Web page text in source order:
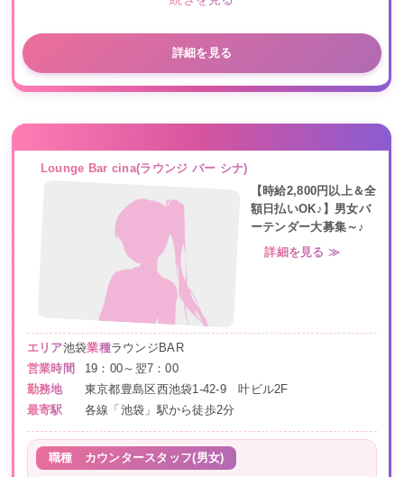
詳細を見る
Lounge Bar cina(ラウンジ バー シナ)
【時給2,800円以上＆全
額日払いOK♪】男女バ
ーテンダー大募集～♪
詳細を見る ≫
エリア池袋業種ラウンジBAR
営業時間
19：00～翌7：00
勤務地
東京都豊島区西池袋1-42-9 叶ビル2F
最寄駅
各線「池袋」駅から徒歩2分
職種 カウンタースタッフ(男女)